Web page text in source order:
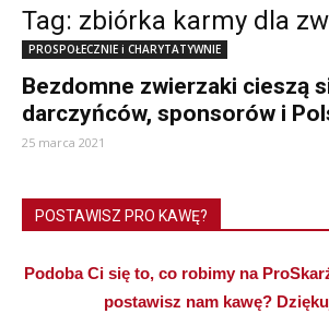
Tag: zbiórka karmy dla
PROSPOŁECZNIE i CHARYTATYWNIE
Bezdomne zwierzaki cieszą
darczyńców, sponsorów i
25 marca 2021
POSTAWISZ PRO KAWĘ?
Podoba Ci się to, co robimy na
postawisz nam kawę?